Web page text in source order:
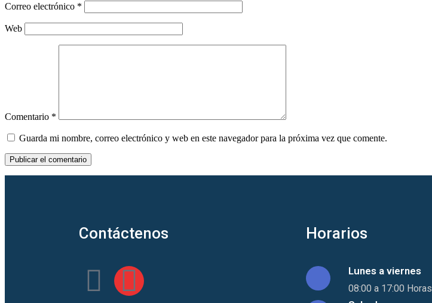
Correo electrónico *
Web
Comentario *
Guarda mi nombre, correo electrónico y web en este navegador para la próxima vez que comente.
Contáctenos Horarios
Lunes a viernes
08:00 a 17:00 Horas